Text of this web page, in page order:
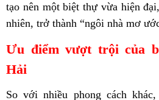
tạo nên một biệt thự vừa hiện
nhiên, trở thành “ngôi nhà mơ
Ưu điểm vượt trội của
Hải
So với nhiều phong cách